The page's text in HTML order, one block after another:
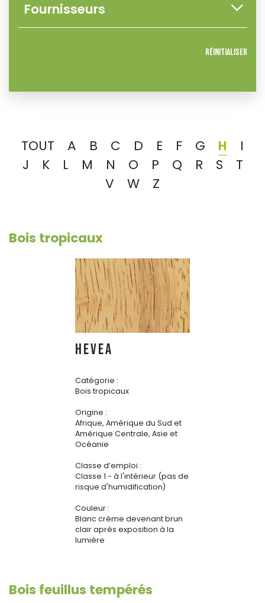
Réinitialiser
TOUT A B C D E F G H
I
J
K L M N O P Q R S
T
V
W Z
Bois tropicaux
HEVEA
Catégorie :
Bois tropicaux
Origine :
Afrique, Amérique du Sud et
Amérique Centrale, Asie et
Océanie
Classe d’emploi :
Classe 1 - à l'intérieur (pas de
risque d'humidification)
Couleur :
Blanc crème devenant brun
clair après exposition à la
lumière
Bois feuillus tempérés